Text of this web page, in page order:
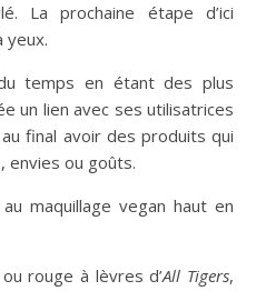
La prochaine étape d’ici
yeux.
temps en étant des plus
un lien avec ses utilisatrices
final avoir des produits qui
envies ou goûts.
maquillage vegan haut en
rouge à lèvres d’All Tigers,